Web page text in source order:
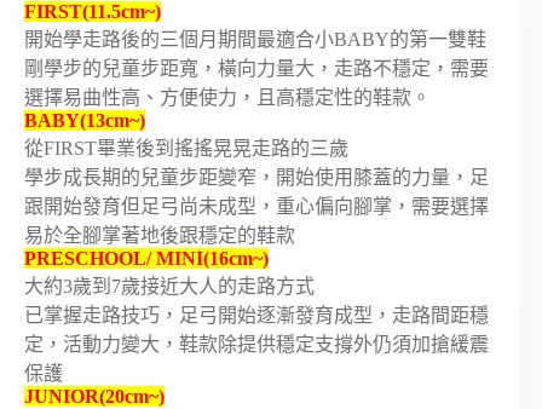
FIRST(11.5cm~)
開始學走路後的三個月期間最適合小BABY的第一雙鞋
剛學步的兒童步距寬，橫向力量大，走路不穩定，需要
選擇易曲性高、方便使力，且高穩定性的鞋款。
BABY(13cm~)
從FIRST畢業後到搖搖晃晃走路的三歲
學步成長期的兒童步距變窄，開始使用膝蓋的力量，足
跟開始發育但足弓尚未成型，重心偏向腳掌，需要選擇
易於全腳掌著地後跟穩定的鞋款
PRESCHOOL/ MINI(16cm~)
大約3歲到7歲接近大人的走路方式
已掌握走路技巧，足弓開始逐漸發育成型，走路間距穩
定，活動力變大，鞋款除提供穩定支撐外仍須加搶緩震
保護
JUNIOR(20cm~)